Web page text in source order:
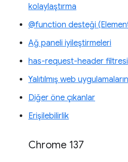
kolaylaştırma
@function desteği
Ağ paneli iyileştirmeleri
has-request-header filtresi
Yalıtılmış web
Diğer öne çıkanlar
Erişilebilirlik
Chrome 137